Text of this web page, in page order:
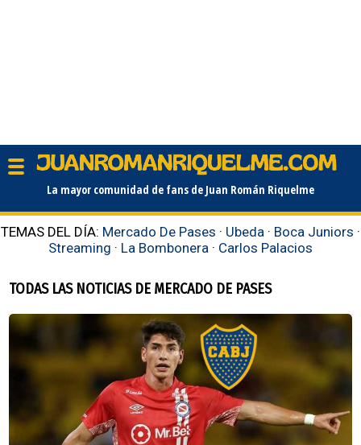
La mayor comunidad de fans de Juan Román Riquelme
TEMAS DEL DÍA: Mercado De Pases · Ubeda · Boca Juniors ·
Streaming · La Bombonera · Carlos Palacios
TODAS LAS NOTICIAS DE MERCADO DE PASES